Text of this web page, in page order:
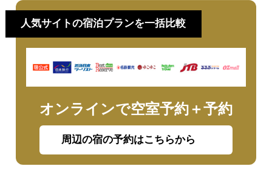
人気サイトの宿泊プランを一括比較
オンラインで空室予約＋予約
周辺の宿の予約はこちらから